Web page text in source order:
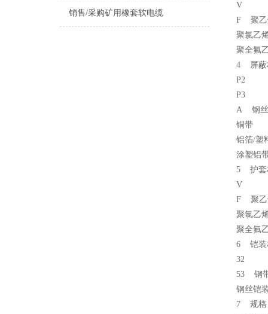
销售/采购矿用橡套软电缆
V
F 聚乙
聚氯乙
聚全氟
4 屏
P2
P3
A 钢丝
铜带
铝箔/塑
涂塑铝
5 护
V
F 聚乙
聚氯乙
聚全氟
6 铠装
32
53 钢
钢丝铠
7 规格